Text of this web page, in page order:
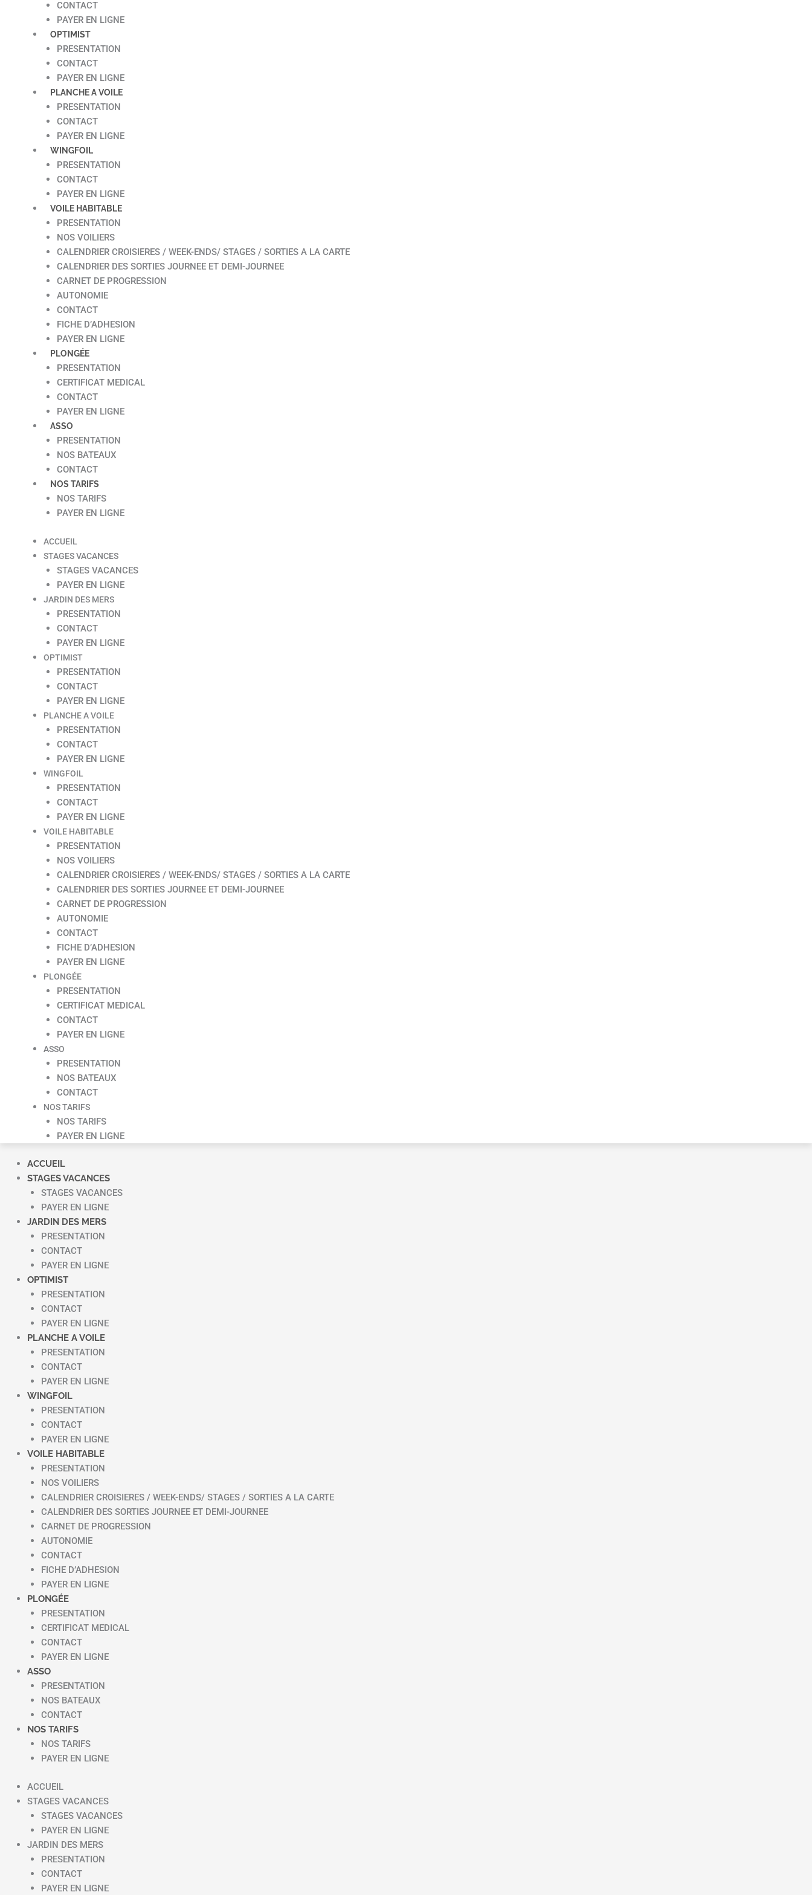
CONTACT
PAYER EN LIGNE
OPTIMIST
PRESENTATION
CONTACT
PAYER EN LIGNE
PLANCHE A VOILE
PRESENTATION
CONTACT
PAYER EN LIGNE
WINGFOIL
PRESENTATION
CONTACT
PAYER EN LIGNE
VOILE HABITABLE
PRESENTATION
NOS VOILIERS
CALENDRIER CROISIERES / WEEK-ENDS/ STAGES / SORTIES A LA CARTE
CALENDRIER DES SORTIES JOURNEE ET DEMI-JOURNEE
CARNET DE PROGRESSION
AUTONOMIE
CONTACT
FICHE D’ADHESION
PAYER EN LIGNE
PLONGÉE
PRESENTATION
CERTIFICAT MEDICAL
CONTACT
PAYER EN LIGNE
ASSO
PRESENTATION
NOS BATEAUX
CONTACT
NOS TARIFS
NOS TARIFS
PAYER EN LIGNE
ACCUEIL
STAGES VACANCES
STAGES VACANCES
PAYER EN LIGNE
JARDIN DES MERS
PRESENTATION
CONTACT
PAYER EN LIGNE
OPTIMIST
PRESENTATION
CONTACT
PAYER EN LIGNE
PLANCHE A VOILE
PRESENTATION
CONTACT
PAYER EN LIGNE
WINGFOIL
PRESENTATION
CONTACT
PAYER EN LIGNE
VOILE HABITABLE
PRESENTATION
NOS VOILIERS
CALENDRIER CROISIERES / WEEK-ENDS/ STAGES / SORTIES A LA CARTE
CALENDRIER DES SORTIES JOURNEE ET DEMI-JOURNEE
CARNET DE PROGRESSION
AUTONOMIE
CONTACT
FICHE D’ADHESION
PAYER EN LIGNE
PLONGÉE
PRESENTATION
CERTIFICAT MEDICAL
CONTACT
PAYER EN LIGNE
ASSO
PRESENTATION
NOS BATEAUX
CONTACT
NOS TARIFS
NOS TARIFS
PAYER EN LIGNE
ACCUEIL
STAGES VACANCES
STAGES VACANCES
PAYER EN LIGNE
JARDIN DES MERS
PRESENTATION
CONTACT
PAYER EN LIGNE
OPTIMIST
PRESENTATION
CONTACT
PAYER EN LIGNE
PLANCHE A VOILE
PRESENTATION
CONTACT
PAYER EN LIGNE
WINGFOIL
PRESENTATION
CONTACT
PAYER EN LIGNE
VOILE HABITABLE
PRESENTATION
NOS VOILIERS
CALENDRIER CROISIERES / WEEK-ENDS/ STAGES / SORTIES A LA CARTE
CALENDRIER DES SORTIES JOURNEE ET DEMI-JOURNEE
CARNET DE PROGRESSION
AUTONOMIE
CONTACT
FICHE D’ADHESION
PAYER EN LIGNE
PLONGÉE
PRESENTATION
CERTIFICAT MEDICAL
CONTACT
PAYER EN LIGNE
ASSO
PRESENTATION
NOS BATEAUX
CONTACT
NOS TARIFS
NOS TARIFS
PAYER EN LIGNE
ACCUEIL
STAGES VACANCES
STAGES VACANCES
PAYER EN LIGNE
JARDIN DES MERS
PRESENTATION
CONTACT
PAYER EN LIGNE